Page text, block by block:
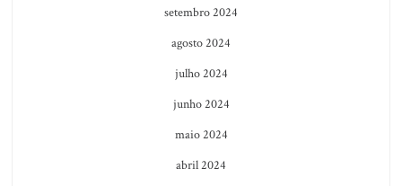
setembro 2024
agosto 2024
julho 2024
junho 2024
maio 2024
abril 2024